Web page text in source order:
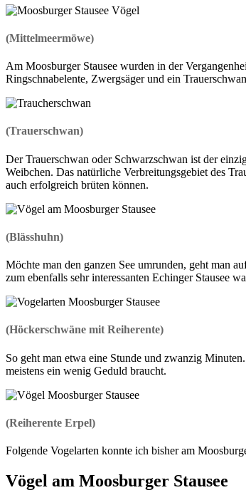
(Mittelmeermöwe)
Am Moosburger Stausee wurden in der
Ringschnabelente, Zwergsäger und ein
(Trauerschwan)
Der Trauerschwan oder Schwarzschwan ist der
Weibchen. Das natürliche Verbreitungsgebiet des
auch erfolgreich brüten können.
(Blässhuhn)
Möchte man den ganzen See umrunden, geht man
zum ebenfalls sehr interessanten Echinger Stausee
(Höckerschwäne mit Reiherente)
So geht man etwa eine Stunde und zwanzig
meistens ein wenig Geduld braucht.
(Reiherente Erpel)
Folgende Vogelarten konnte ich bisher am
Vögel am Moosburger Stausee